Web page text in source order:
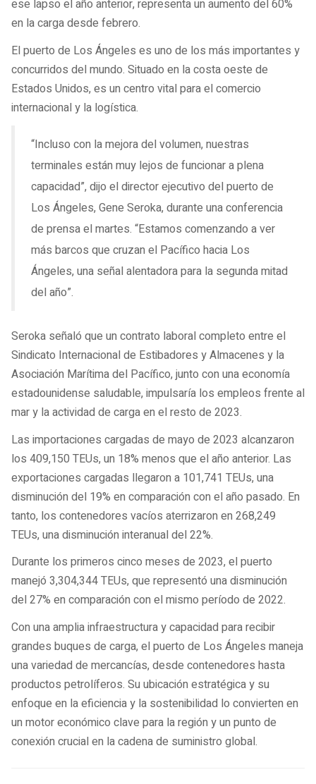
ese lapso el año anterior, representa un aumento del 60%
en la carga desde febrero.
El puerto de Los Ángeles es uno de los más importantes y
concurridos del mundo. Situado en la costa oeste de
Estados Unidos, es un centro vital para el comercio
internacional y la logística.
“Incluso con la mejora del volumen, nuestras
terminales están muy lejos de funcionar a plena
capacidad”, dijo el director ejecutivo del puerto de
Los Ángeles, Gene Seroka, durante una conferencia
de prensa el martes. “Estamos comenzando a ver
más barcos que cruzan el Pacífico hacia Los
Ángeles, una señal alentadora para la segunda mitad
del año”.
Seroka señaló que un contrato laboral completo entre el
Sindicato Internacional de Estibadores y Almacenes y la
Asociación Marítima del Pacífico, junto con una economía
estadounidense saludable, impulsaría los empleos frente al
mar y la actividad de carga en el resto de 2023.
Las importaciones cargadas de mayo de 2023 alcanzaron
los 409,150 TEUs, un 18% menos que el año anterior. Las
exportaciones cargadas llegaron a 101,741 TEUs, una
disminución del 19% en comparación con el año pasado. En
tanto, los contenedores vacíos aterrizaron en 268,249
TEUs, una disminución interanual del 22%.
Durante los primeros cinco meses de 2023, el puerto
manejó 3,304,344 TEUs, que representó una disminución
del 27% en comparación con el mismo período de 2022.
Con una amplia infraestructura y capacidad para recibir
grandes buques de carga, el puerto de Los Ángeles maneja
una variedad de mercancías, desde contenedores hasta
productos petrolíferos. Su ubicación estratégica y su
enfoque en la eficiencia y la sostenibilidad lo convierten en
un motor económico clave para la región y un punto de
conexión crucial en la cadena de suministro global.